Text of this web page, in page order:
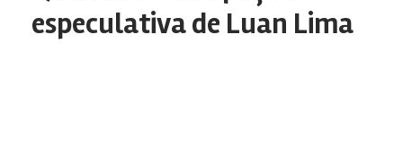
especulativa de Luan Lima